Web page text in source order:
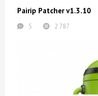
Pairip Patcher v1.3.10
5 2 787